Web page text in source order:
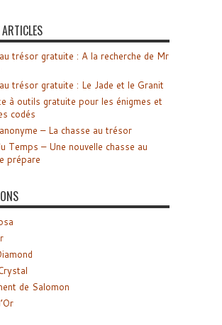
trésor gratuite : A la recherche de Mr
trésor gratuite : Le Jade et le Granit
à outils gratuite pour les énigmes et
codés
– La chasse au trésor
Temps – Une nouvelle chasse au
prépare
de Salomon